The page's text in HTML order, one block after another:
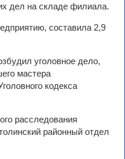
дел на складе филиала.
составила 2,9
уголовное дело,
мастера
кодекса
расследования
районный отдел